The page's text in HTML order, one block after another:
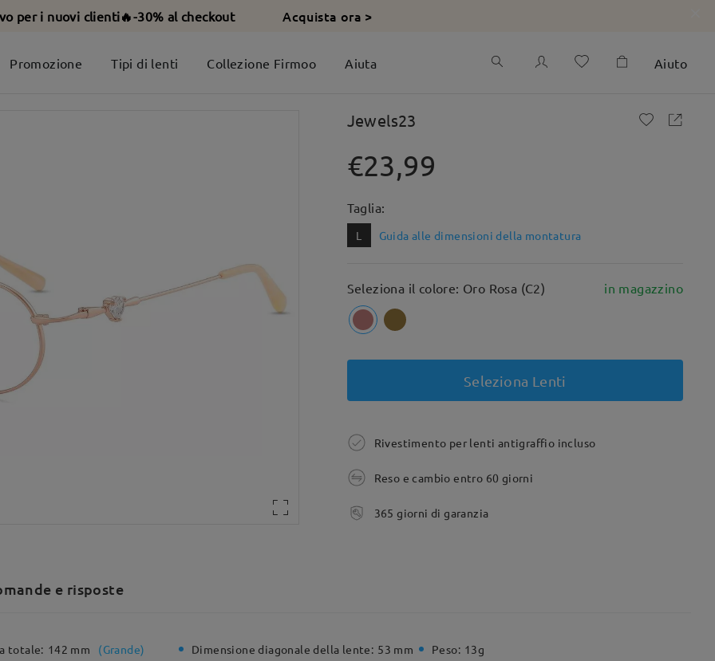
per i nuovi clienti🔥-30% al checkout Acquista ora >
Promozione Tipi di lenti Collezione Firmoo Aiuta Aiuto
Jewels23
€23,99
Taglia:
L Guida alle dimensioni della montatura
Seleziona il colore: Oro Rosa (C2) in magazzino
Seleziona Lenti
Rivestimento per lenti antigraffio incluso
Reso e cambio entro 60 giorni
365 giorni di garanzia
e risposte
totale: 142 mm (Grande) Dimensione diagonale della lente: 53 mm Peso: 13g